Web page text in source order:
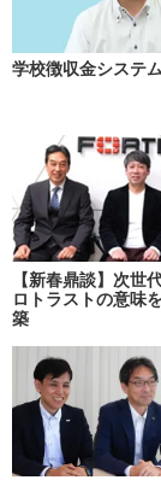
学校徴収金システ
【新春鼎談】次世
ロトラストの意味
築